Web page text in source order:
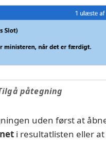
påtegning
uden først at
i resultatlisten eller